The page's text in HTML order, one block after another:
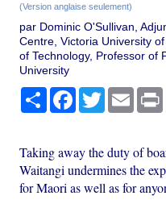
(Version anglaise seulement)
par Dominic O'Sullivan,
Centre, Victoria University
of Technology, Professor of
University
PartagerFacebook
TwitterEmail
Taking away the duty of
Waitangi undermines the
for Maori as well as for